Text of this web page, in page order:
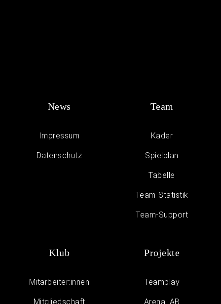
News
Impressum
Daten­schutz
Team
Kader
Spielplan
Tabelle
Team-Statistik
Team-Support
Klub
Mitarbeiter:innen
Mitgliedschaft
Projekte
Teamplay
ArenaLAB